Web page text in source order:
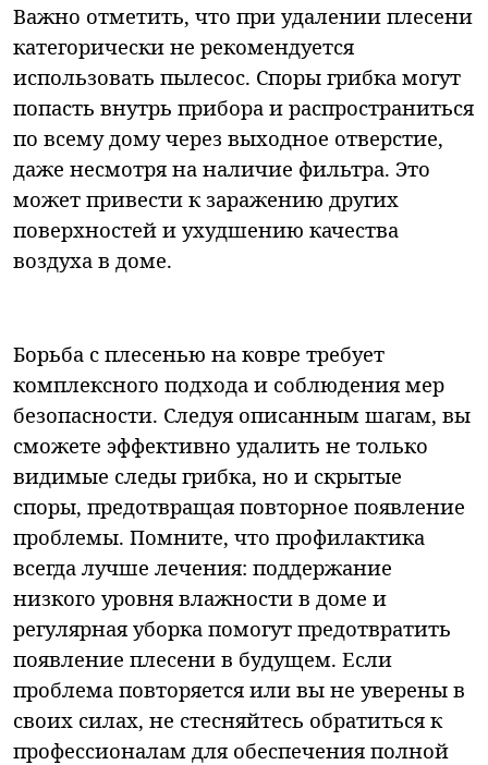
Важно отметить, что при удалении плесени
категорически не рекомендуется
использовать пылесос. Споры грибка могут
попасть внутрь прибора и распространиться
по всему дому через выходное отверстие,
даже несмотря на наличие фильтра. Это
может привести к заражению других
поверхностей и ухудшению качества
воздуха в доме.
Борьба с плесенью на ковре требует
комплексного подхода и соблюдения мер
безопасности. Следуя описанным шагам, вы
сможете эффективно удалить не только
видимые следы грибка, но и скрытые
споры, предотвращая повторное появление
проблемы. Помните, что профилактика
всегда лучше лечения: поддержание
низкого уровня влажности в доме и
регулярная уборка помогут предотвратить
появление плесени в будущем. Если
проблема повторяется или вы не уверены в
своих силах, не стесняйтесь обратиться к
профессионалам для обеспечения полной